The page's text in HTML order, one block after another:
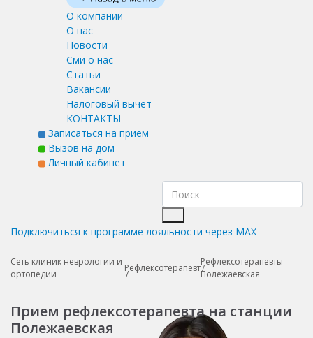
О компании
О нас
Новости
Сми о нас
Статьи
Вакансии
Налоговый вычет
КОНТАКТЫ
Записаться на прием
Вызов на дом
Личный кабинет
Подключиться к программе лояльности через MAX
Сеть клиник неврологии и
ортопедии
Рефлексотерапевт
Рефлексотерапевты
Полежаевская
Прием рефлексотерапевта на станции
Полежаевская